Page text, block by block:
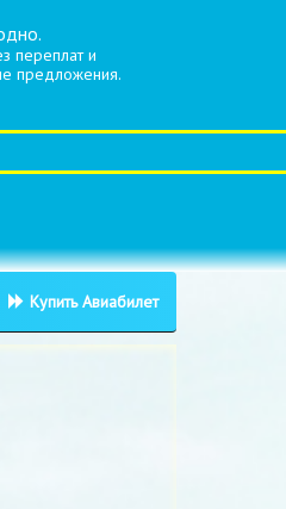
переплат и
предложения.
Купить Авиабилет